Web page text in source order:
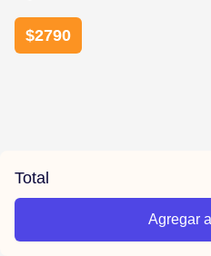
$2790
Total
Agregar
/la-previa-fuentes/product/